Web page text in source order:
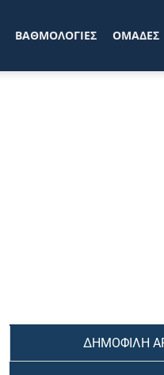
ΒΑΘΜΟΛΟΓΙΕΣ ΟΜΑΔΕΣ
ΔΗΜΟΦΙΛΗ